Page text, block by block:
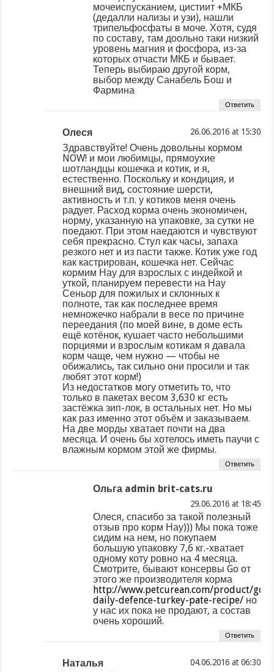
мочеиспусканием, цистиит +МКБ
(дедалли нализы и узи), нашли
трипельфосфаты в моче. Хотя, судя
по составу, там доольно таки низкий
уровень магния и фосфора, из-за
которых отчасти МКБ и бывает.
Теперь выбираю другой корм,
выбор между Санабель Бош и
Фармина
Ответить
Олеся at
Здравствуйте! Очень довольны кормом
NOW! и мои любимцы, прямоухие
шотландцы кошечка и котик, и я,
естественно. Поскольку и кондиция, и
внешний вид, состояние шерсти,
активность и т.п. у котиков меня очень
радует. Расход корма очень экономичен,
норму, указанную на упаковке, за сутки не
поедают. При этом наедаются и чувствуют
себя прекрасно. Стул как часы, запаха
резкого нет и из пасти также. Котик уже год
как кастрирован, кошечка нет. Сейчас
кормим Нау для взрослых с индейкой и
уткой, планируем перевести на Нау
Сеньор для пожилых и склонных к
полноте, так как последнее время
немножечко набрали в весе по причине
переедания (по моей вине, в доме есть
ещё котёнок, кушает часто небольшими
порциями и взрослым котикам я давала
корм чаще, чем нужно — чтобы не
обижались, так сильно они просили и так
любят этот корм!)
Из недостатков могу отметить то, что
только в пакетах весом 3,630 кг есть
застёжка зип-лок, в остальных нет. Но мы
как раз именно этот объём и заказываем.
На две морды хватает почти на два
месяца. И очень бы хотелось иметь паучи с
влажным кормом этой же фирмы.
Ответить
Ольга admin brit-cats.ru
at
Олеся, спасибо за такой полезный
отзыв про корм Нау))) Мы пока тоже
сидим на нем, но покупаем
большую упаковку 7,6 кг.-хватает
одному коту ровно на 4 месяца.
Смотрите, бывают консервы Go от
этого же производителя корма
http://www.petcurean.com/product/go-
daily-defence-turkey-pate-recipe/ но
у нас их пока не продают, а состав
очень хороший.
Ответить
Наталья at